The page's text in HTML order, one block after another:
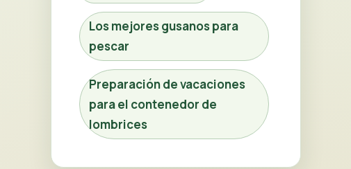
Los mejores gusanos para
pescar
Preparación de vacaciones
para el contenedor de
lombrices